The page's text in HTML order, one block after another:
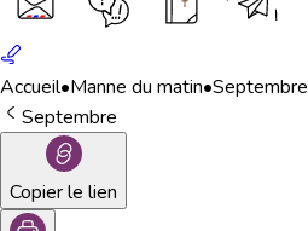
Accueil•Manne du matin•Septembre
Septembre
Copier le lien